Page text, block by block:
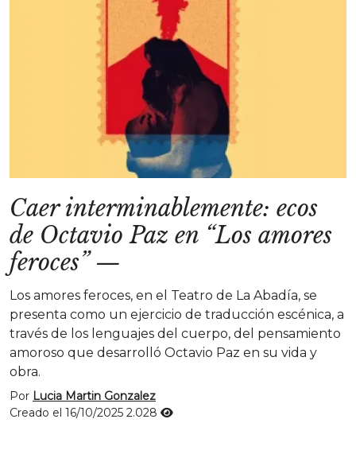
Caer interminablemente: ecos
de Octavio Paz en “Los amores
feroces”—
Los amores feroces, en el Teatro de La Abadía, se
presenta como un ejercicio de traducción escénica, a
través de los lenguajes del cuerpo, del pensamiento
amoroso que desarrolló Octavio Paz en su vida y
obra.
Por Lucia Martin Gonzalez
Creado el 16/10/2025 2.028